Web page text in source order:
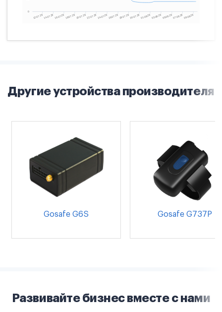
Другие устройства производителя
Gosafe G6S Gosafe G737P
Развивайте бизнес вместе с нами